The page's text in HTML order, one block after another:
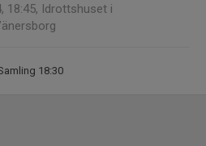
18:45, Idrottshuset i
18:30